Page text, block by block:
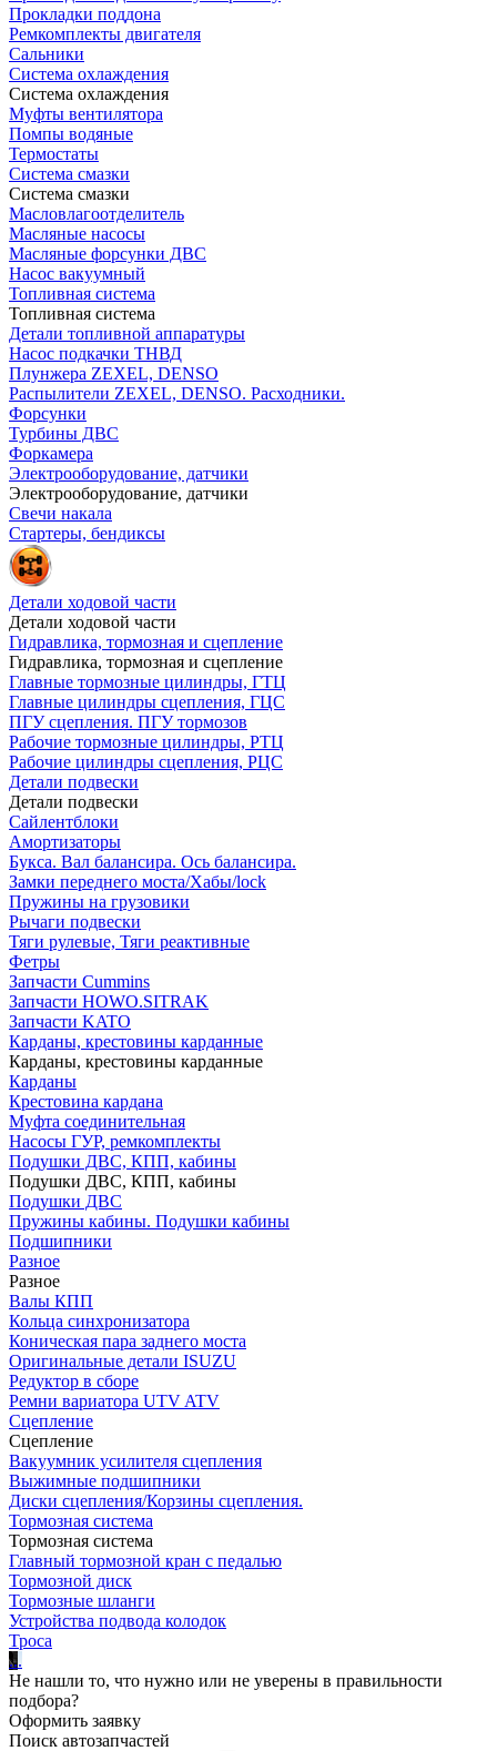
Прокладки поддона
Ремкомплекты двигателя
Сальники
Система охлаждения
Система охлаждения
Муфты вентилятора
Помпы водяные
Термостаты
Система смазки
Система смазки
Масловлагоотделитель
Масляные насосы
Масляные форсунки ДВС
Насос вакуумный
Топливная система
Топливная система
Детали топливной аппаратуры
Насос подкачки ТНВД
Плунжера ZEXEL, DENSO
Распылители ZEXEL, DENSO. Расходники.
Форсунки
Турбины ДВС
Форкамера
Электрооборудование, датчики
Электрооборудование, датчики
Свечи накала
Стартеры, бендиксы
Детали ходовой части
Детали ходовой части
Гидравлика, тормозная и сцепление
Гидравлика, тормозная и сцепление
Главные тормозные цилиндры, ГТЦ
Главные цилиндры сцепления, ГЦС
ПГУ сцепления. ПГУ тормозов
Рабочие тормозные цилиндры, РТЦ
Рабочие цилиндры сцепления, РЦС
Детали подвески
Детали подвески
Cайлентблоки
Амортизаторы
Букса. Вал балансира. Ось балансира.
Замки переднего моста/Хабы/lock
Пружины на грузовики
Рычаги подвески
Тяги рулевые, Тяги реактивные
Фетры
Запчасти Cummins
Запчасти HOWO.SITRAK
Запчасти KATO
Карданы, крестовины карданные
Карданы, крестовины карданные
Карданы
Крестовина кардана
Муфта соединительная
Насосы ГУР, ремкомплекты
Подушки ДВС, КПП, кабины
Подушки ДВС, КПП, кабины
Подушки ДВС
Пружины кабины. Подушки кабины
Подшипники
Разное
Разное
Валы КПП
Кольца синхронизатора
Коническая пара заднего моста
Оригинальные детали ISUZU
Редуктор в сборе
Ремни вариатора UTV ATV
Сцепление
Сцепление
Вакуумник усилителя сцепления
Выжимные подшипники
Диски сцепления/Корзины сцепления.
Тормозная система
Тормозная система
Главный тормозной кран с педалью
Тормозной диск
Тормозные шланги
Устройства подвода колодок
Троса
...
Не нашли то, что нужно или не уверены в правильности
подбора?
Оформить заявку
Поиск автозапчастей